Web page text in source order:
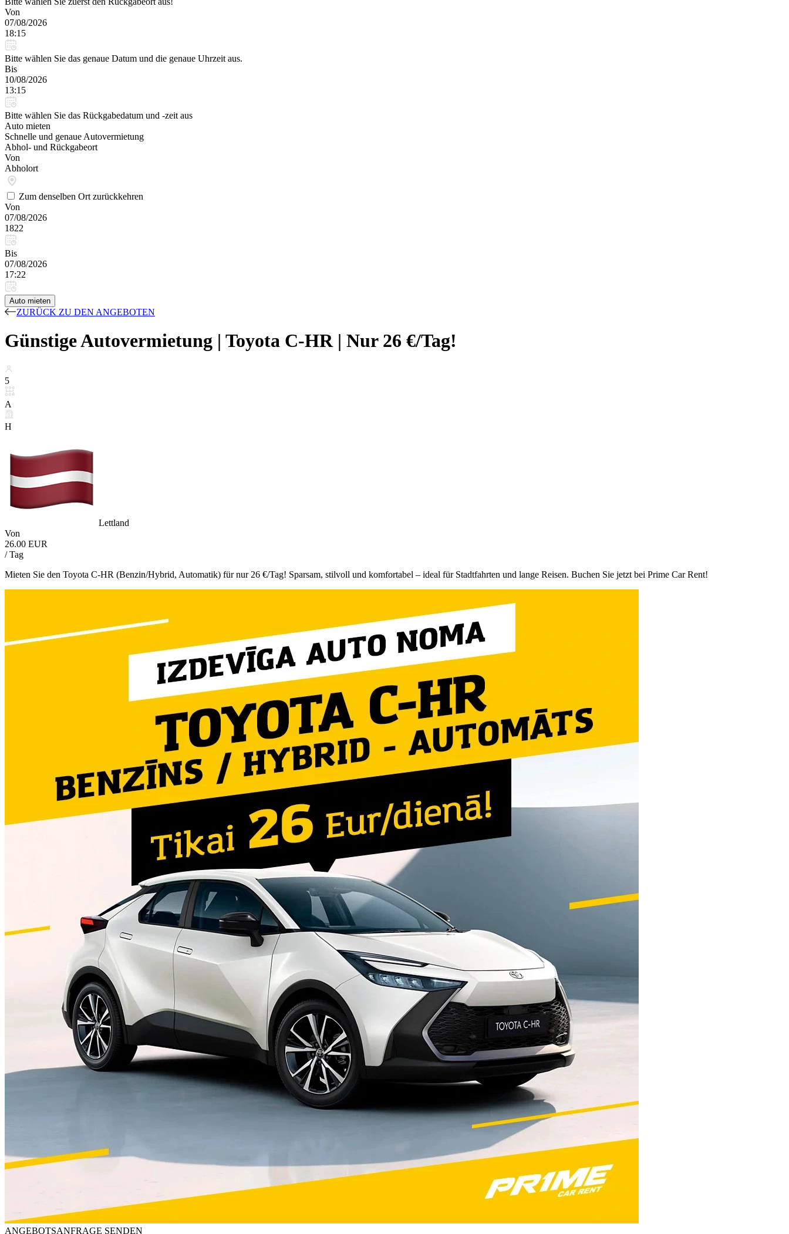
Von
07/08/2026
18:15
Bitte wählen Sie das genaue Datum und die genaue Uhrzeit aus.
Bis
10/08/2026
13:15
Bitte wählen Sie das Rückgabedatum und -zeit aus
Auto mieten
Schnelle und genaue Autovermietung
Abhol- und Rückgabeort
Von
Abholort
Zum denselben Ort zurückkehren
Von
07/08/2026
1822
Bis
07/08/2026
17:22
Auto mieten
ZURÜCK ZU DEN ANGEBOTEN
Günstige Autovermietung | Toyota C-HR | Nur 26 €/Tag!
5
A
H
Lettland
Von
26.00 EUR
/ Tag
Mieten Sie den Toyota C-HR (Benzin/Hybrid, Automatik) für nur 26 €/Tag! Sparsam, stilvoll und komfortabel – ideal für Stadtfahrten und lange Reisen. Buchen Sie jetzt bei Prime Car Rent!
ANGEBOTSANFRAGE SENDEN